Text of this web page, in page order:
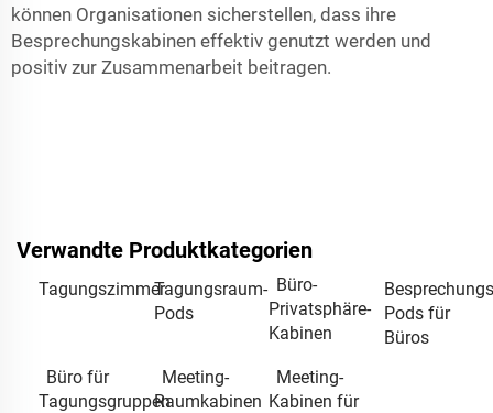
können Organisationen sicherstellen, dass ihre
Besprechungskabinen effektiv genutzt werden und
positiv zur Zusammenarbeit beitragen.
Verwandte Produktkategorien
TagungszimmerTagungsraum-
Pods
Büro-
Privatsphäre-
Kabinen
Pods für
Büros
Büro für
Tagungsgruppen
Meeting-
Raumkabinen
Meeting-
Kabinen für